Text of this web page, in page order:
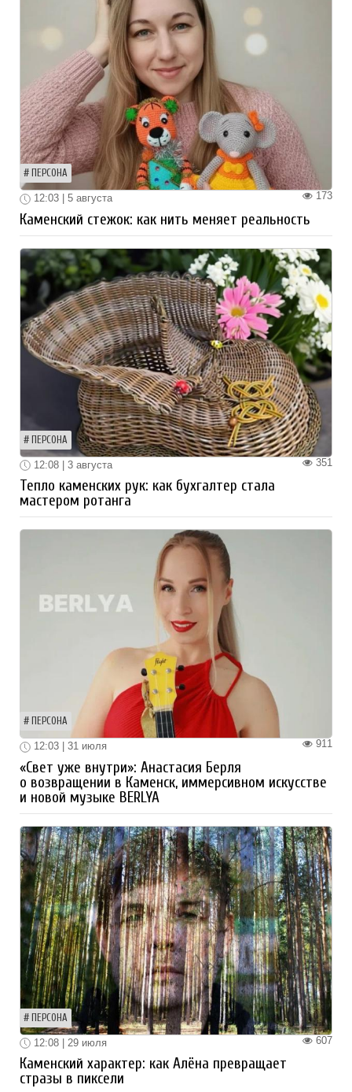
ПЕРСОНА
173
12:03 | 5 августа
Каменский стежок: как нить меняет реальность
ПЕРСОНА
351
12:08 | 3 августа
Тепло каменских рук: как бухгалтер стала
мастером ротанга
ПЕРСОНА
911
12:03 | 31 июля
«Свет уже внутри»: Анастасия Берля
о возвращении в Каменск, иммерсивном искусстве
и новой музыке BERLYA
ПЕРСОНА
607
12:08 | 29 июля
Каменский характер: как Алёна превращает
стразы в пиксели